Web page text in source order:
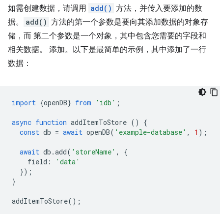
如需创建数据，请调用 add() 方法，并传入要添加的数
据。
add() 方法的第一个参数是要向其添加数据的对象存
储，而 第二个参数是一个对象，其中包含您需要的字段和
相关数据。 添加。以下是最简单的示例，其中添加了一行
数据：
import {openDB} from 'idb' ;
async function addItemToStore ()
{
const db = await openDB( 'example-database' , 1 );
await db .add( 'storeName' ,
{
field :
'data'
});
}
addItemToStore();